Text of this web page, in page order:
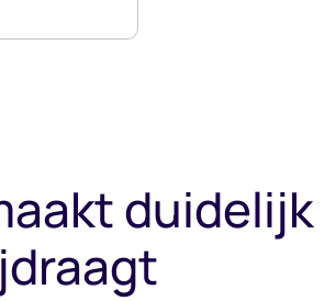
duidelijk